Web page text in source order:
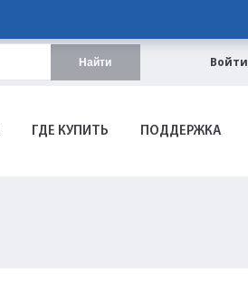
Найти Войти
ГДЕ КУПИТЬ ПОДДЕРЖКА